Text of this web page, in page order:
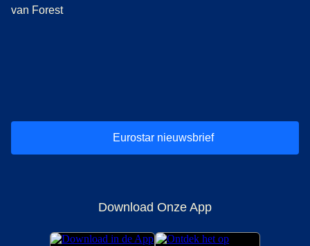
van Forest
Eurostar nieuwsbrief
Download Onze App